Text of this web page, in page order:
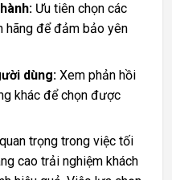
Ưu tiên chọn các
hãng để đảm bảo yên
dùng:Xem phản hồi
khác để chọn được
trọng trong việc tối
cao trải nghiệm khách